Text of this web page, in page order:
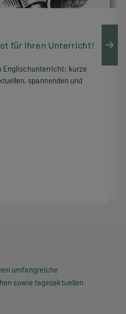
für Ihren Unterricht!
Englischunterricht: kurze
spannenden und
umfangreiche
sowie tagesaktuellen